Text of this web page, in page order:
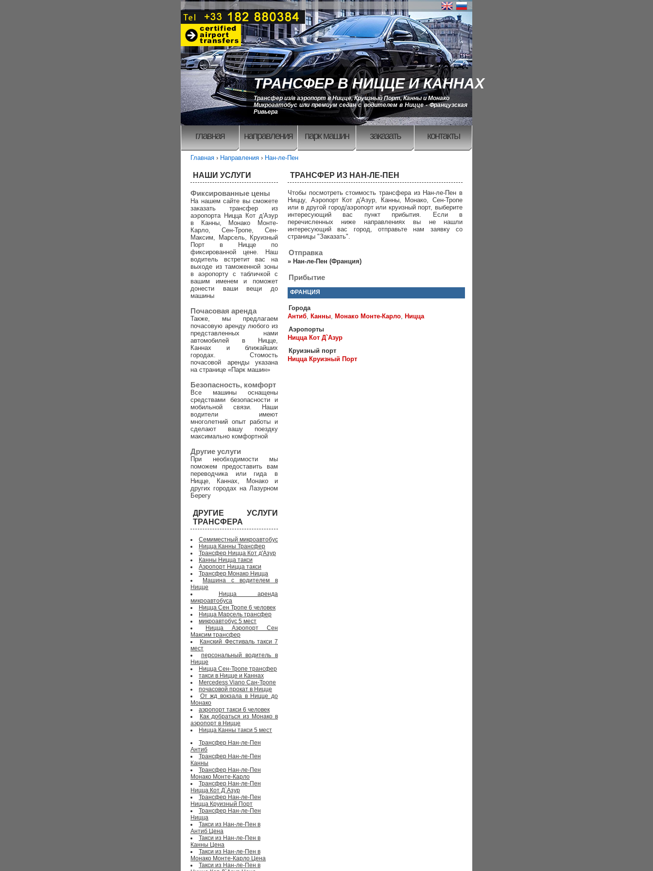
ТРАНСФЕР В НИЦЦЕ И КАННАХ
Трансфер из/в аэропорт в Ницце, Круизный Порт, Канны и Монако
Микроавтобус или премиум седан с водителем в Ницце - Французская
Ривьера
главная направления парк машин заказать контакты
Главная › Направления › Нан-ле-Пен
ТРАНСФЕР ИЗ НАН-ЛЕ-ПЕН
Чтобы посмотреть стоимость трансфера из Нан-ле-Пен в
Ниццу, Аэропорт Кот д'Азур, Канны, Монако, Сен-Тропе
или в другой город/аэропорт или круизный порт, выберите
интересующий вас пункт прибытия. Если в
перечисленных ниже направлениях вы не нашли
интересующий вас город, отправьте нам заявку со
страницы "Заказать".
Отправка
» Нан-ле-Пен (Франция)
Прибытие
ФРАНЦИЯ
Города
Антиб, Канны, Монако Монте-Карло, Ницца
Аэропорты
Ницца Кот Д`Азур
Круизный порт
Ницца Круизный Порт
НАШИ УСЛУГИ
Фиксированные цены
На нашем сайте вы сможете
заказать трансфер из
аэропорта Ницца Кот д'Азур
в Канны, Монако Монте-
Карло, Сен-Тропе, Сен-
Максим, Марсель, Круизный
Порт в Ницце по
фиксированной цене. Наш
водитель встретит вас на
выходе из таможенной зоны
в аэропорту с табличкой с
вашим именем и поможет
донести ваши вещи до
машины
Почасовая аренда
Также, мы предлагаем
почасовую аренду любого из
представленных нами
автомобилей в Ницце,
Каннах и ближайших
городах. Стомость
почасовой аренды указана
на странице «Парк машин»
Безопасность, комфорт
Все машины оснащены
средствами безопасности и
мобильной связи. Наши
водители имеют
многолетний опыт работы и
сделают вашу поездку
максимально комфортной
Другие услуги
При необходимости мы
поможем предоставить вам
переводчика или гида в
Ницце, Каннах, Монако и
других городах на Лазурном
Берегу
ДРУГИЕ УСЛУГИ
ТРАНСФЕРА
Семиместный микроавтобус
Ницца Канны Трансфер
Трансфер Ницца Кот д'Азур
Канны Ницца такси
Аэропорт Ницца такси
Трансфер Монако Ницца
Машина с водителем в
Ницце
Ницца аренда
микроавтобуса
Ницца Сен Тропе 6 человек
Ницца Марсель трансфер
микроавтобус 5 мест
Ницца Аэропорт Сен
Максим трансфер
Канский Фестиваль такси 7
мест
персональный водитель в
Ницце
Ницца Сен-Тропе трансфер
такси в Ницце и Каннах
Mercedess Viano Сан-Тропе
почасовой прокат в Ницце
От жд вокзала в Ницце до
Монако
аэропорт такси 6 человек
Как добраться из Монако в
аэропорт в Ницце
Ницца Канны такси 5 мест
Трансфер Нан-ле-Пен
Антиб
Трансфер Нан-ле-Пен
Канны
Трансфер Нан-ле-Пен
Монако Монте-Карло
Трансфер Нан-ле-Пен
Ницца Кот Д`Азур
Трансфер Нан-ле-Пен
Ницца Круизный Порт
Трансфер Нан-ле-Пен
Ницца
Такси из Нан-ле-Пен в
Антиб Цена
Такси из Нан-ле-Пен в
Канны Цена
Такси из Нан-ле-Пен в
Монако Монте-Карло Цена
Такси из Нан-ле-Пен в